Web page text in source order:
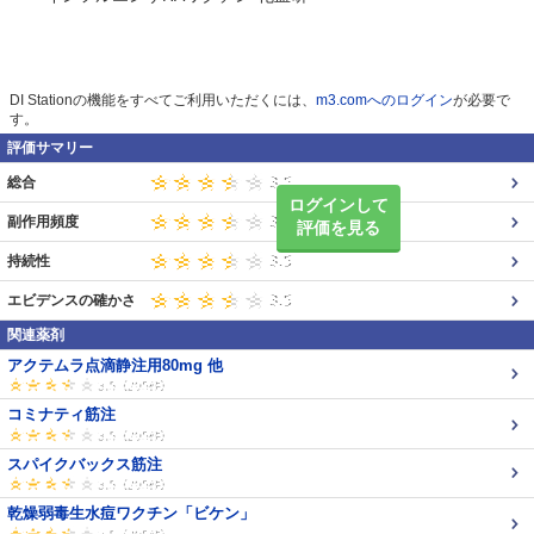
DI Stationの機能をすべてご利用いただくには、 m3.comへのログインが必要で
す。
評価サマリー
ログインして
評価を見る
総合
副作用頻度
持続性
エビデンスの確かさ
関連薬剤
アクテムラ点滴静注用80mg 他
コミナティ筋注
スパイクバックス筋注
乾燥弱毒生水痘ワクチン「ビケン」